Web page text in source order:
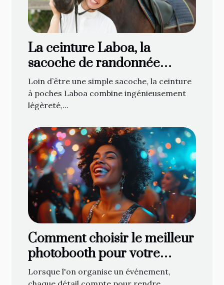
La ceinture Laboa, la
sacoche de randonnée
attendue de tous les
cavaliers !
Loin d’être une simple sacoche, la ceinture
à poches Laboa combine ingénieusement
légèreté,...
Comment choisir le meilleur
photobooth pour votre
événement
Lorsque l'on organise un événement,